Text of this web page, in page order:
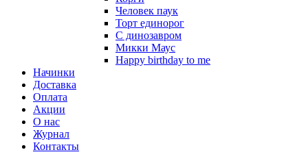
Человек паук
Торт единорог
С динозавром
Микки Маус
Happy birthday to me
Начинки
Доставка
Оплата
Акции
О нас
Журнал
Контакты